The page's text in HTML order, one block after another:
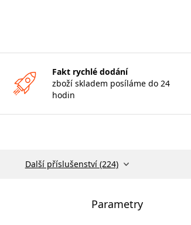
Fakt rychlé dodání
zboží skladem posíláme do 24
hodin
Další příslušenství (224)
Parametry